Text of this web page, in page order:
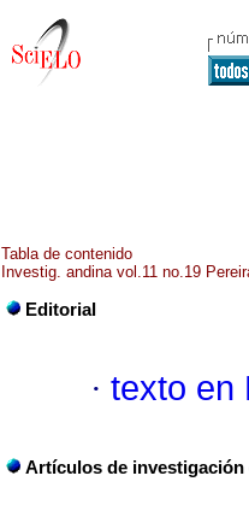
Tabla de contenido
Investig. andina vol.11 no.19
Editorial
· texto en
Artículos de